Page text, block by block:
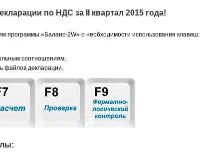
по НДС за II квартал 2015 года!
программы «Баланс-2W» о необходимости использования клавиш:
соотношениям,
файлов декларации.